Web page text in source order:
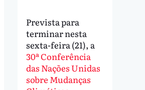
Prevista para
terminar nesta
sexta-feira (21), a
30ª Conferência
das Nações Unidas
sobre Mudanças